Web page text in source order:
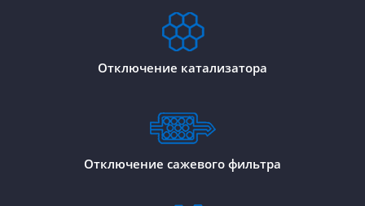
Отключение катализатора
Отключение сажевого фильтра